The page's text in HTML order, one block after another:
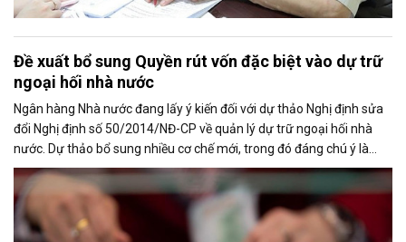
Đề xuất bổ sung Quyền rút vốn đặc biệt vào dự trữ
ngoại hối nhà nước
Ngân hàng Nhà nước đang lấy ý kiến đối với dự thảo Nghị định sửa
đổi Nghị định số 50/2014/NĐ-CP về quản lý dự trữ ngoại hối nhà
nước. Dự thảo bổ sung nhiều cơ chế mới, trong đó đáng chú ý là
việc đưa Quyền rút vốn đặc biệt (SDR) của Quỹ Tiền tệ Quốc tế
(IMF) vào nguồn hình thành dự trữ ngoại hối quốc gia.